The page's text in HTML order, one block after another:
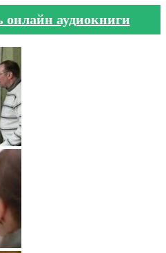
онлайн аудиокниги